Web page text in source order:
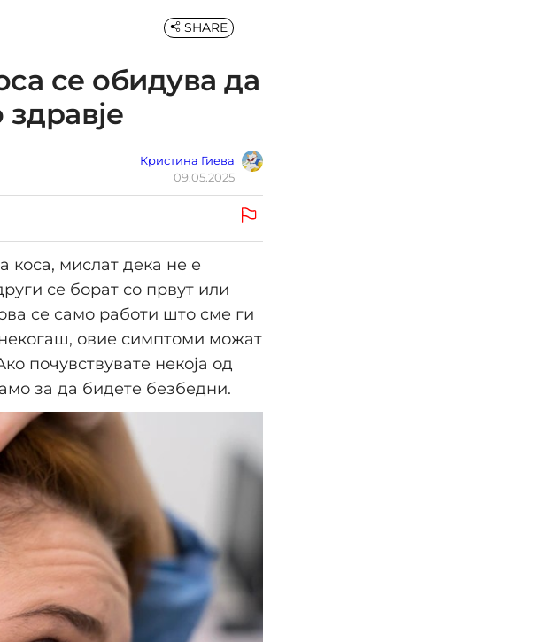
се обидува да
Кристина Гиева
09.05.2025
SHARE
коса, мислат дека не е
се борат со првут или
се само работи што сме ги
овие симптоми можат
почувствувате некоја од
за да бидете безбедни.